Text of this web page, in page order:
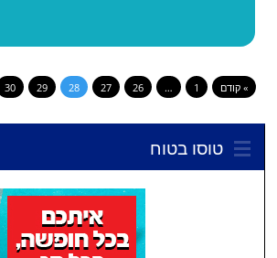
» קודם 1
…
26
27
28
29
30
טוסו בטוח